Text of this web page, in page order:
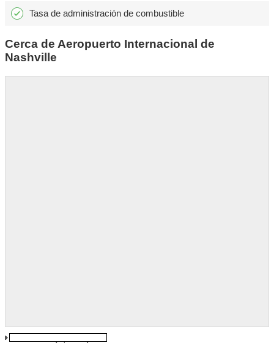
Tasa de administración de combustible
Cerca de Aeropuerto Internacional de
Nashville